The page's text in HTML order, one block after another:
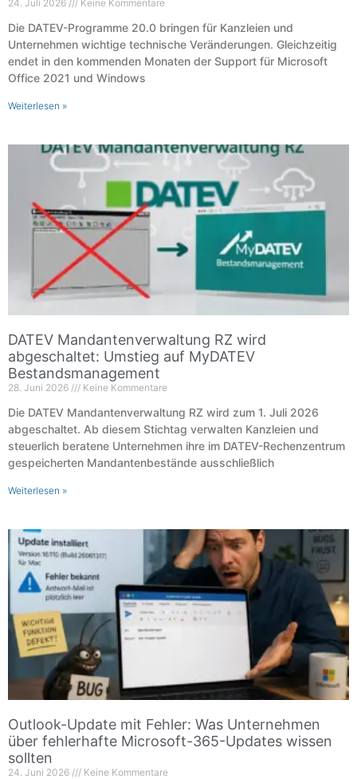
24. Juli 2026 Keine Kommentare
Die DATEV-Programme 20.0 bringen für Kanzleien und
Unternehmen wichtige technische Veränderungen. Gleichzeitig
endet in den kommenden Monaten der Support für Microsoft
Office 2021 und Windows
Weiterlesen »
DATEV Mandantenverwaltung RZ wird
abgeschaltet: Umstieg auf MyDATEV
Bestandsmanagement
28. Juni 2026 Keine Kommentare
Die DATEV Mandantenverwaltung RZ wird zum 1. Juli 2026
abgeschaltet. Ab diesem Stichtag verwalten Kanzleien und
steuerlich beratene Unternehmen ihre im DATEV-Rechenzentrum
gespeicherten Mandantenbestände ausschließlich
Weiterlesen »
Outlook-Update mit Fehler: Was Unternehmen
über fehlerhafte Microsoft-365-Updates wissen
sollten
24. Juni 2026 Keine Kommentare